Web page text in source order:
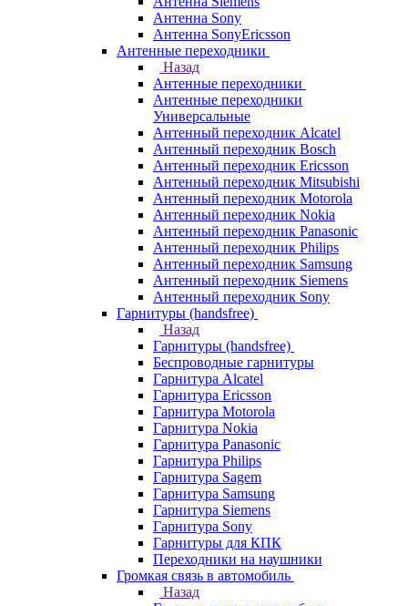
Антенна Sony
Антенна SonyEricsson
Антенные переходники
Назад
Антенные переходники
Антенные переходники
Универсальные
Антенный переходник Alcatel
Антенный переходник Bosch
Антенный переходник Ericsson
Антенный переходник Mitsubishi
Антенный переходник Motorola
Антенный переходник Nokia
Антенный переходник Panasonic
Антенный переходник Philips
Антенный переходник Samsung
Антенный переходник Siemens
Антенный переходник Sony
Гарнитуры (handsfree)
Назад
Гарнитуры (handsfree)
Беспроводные гарнитуры
Гарнитура Alcatel
Гарнитура Ericsson
Гарнитура Motorola
Гарнитура Nokia
Гарнитура Panasonic
Гарнитура Philips
Гарнитура Sagem
Гарнитура Samsung
Гарнитура Siemens
Гарнитура Sony
Гарнитуры для КПК
Переходники на наушники
Громкая связь в автомобиль
Назад